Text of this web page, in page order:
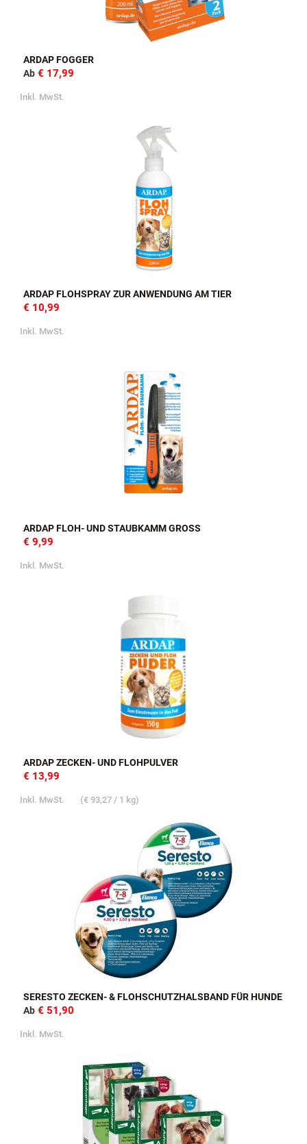
ARDAP FOGGER
Ab € 17,99
Inkl. MwSt.
ARDAP FLOHSPRAY ZUR ANWENDUNG AM TIER
€ 10,99
Inkl. MwSt.
ARDAP FLOH- UND STAUBKAMM GROSS
€ 9,99
Inkl. MwSt.
ARDAP ZECKEN- UND FLOHPULVER
€ 13,99
Inkl. MwSt. (€ 93,27 / 1 kg)
SERESTO ZECKEN- & FLOHSCHUTZHALSBAND FÜR HUNDE
Ab € 51,90
Inkl. MwSt.